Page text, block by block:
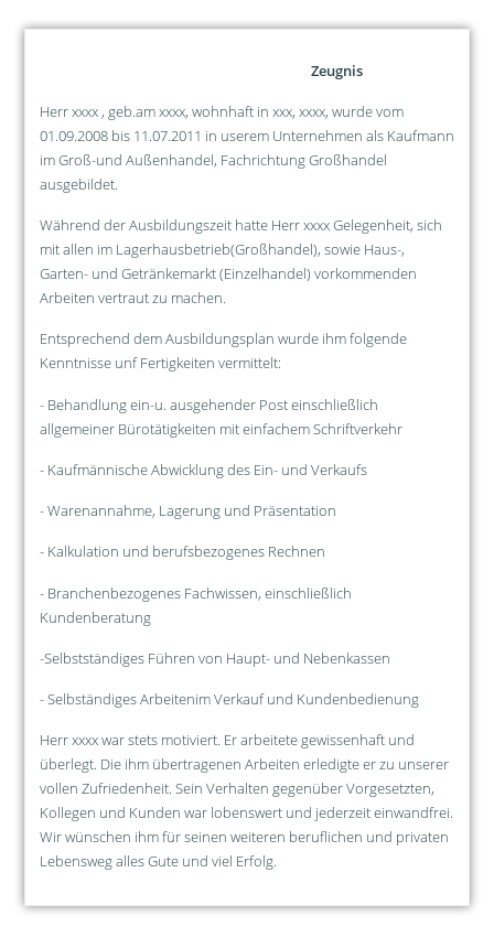
Zeugnis
Herr xxxx , geb.am xxxx, wohnhaft in xxx, xxxx, wurde vom
01.09.2008 bis 11.07.2011 in userem Unternehmen als Kaufmann
im Groß-und Außenhandel, Fachrichtung Großhandel
ausgebildet.
Während der Ausbildungszeit hatte Herr xxxx Gelegenheit, sich
mit allen im Lagerhausbetrieb(Großhandel), sowie Haus-,
Garten- und Getränkemarkt (Einzelhandel) vorkommenden
Arbeiten vertraut zu machen.
Entsprechend dem Ausbildungsplan wurde ihm folgende
Kenntnisse unf Fertigkeiten vermittelt:
- Behandlung ein-u. ausgehender Post einschließlich
allgemeiner Bürotätigkeiten mit einfachem Schriftverkehr
- Kaufmännische Abwicklung des Ein- und Verkaufs
- Warenannahme, Lagerung und Präsentation
- Kalkulation und berufsbezogenes Rechnen
- Branchenbezogenes Fachwissen, einschließlich
Kundenberatung
-Selbstständiges Führen von Haupt- und Nebenkassen
- Selbständiges Arbeitenim Verkauf und Kundenbedienung
Herr xxxx war stets motiviert. Er arbeitete gewissenhaft und
überlegt. Die ihm übertragenen Arbeiten erledigte er zu unserer
vollen Zufriedenheit. Sein Verhalten gegenüber Vorgesetzten,
Kollegen und Kunden war lobenswert und jederzeit einwandfrei.
Wir wünschen ihm für seinen weiteren beruflichen und privaten
Lebensweg alles Gute und viel Erfolg.